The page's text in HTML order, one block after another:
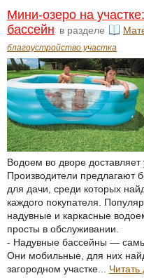
Мини-озеро на
бассейн в разделе
благоустройство участка
Водоем во дворе доставляет
Производители предлагают
для дачи, среди которых
каждого покупателя.
надувные и каркасные
просты в обслуживании.
- Надувные бассейны —
Они мобильные, для них
загородном участке... Читать